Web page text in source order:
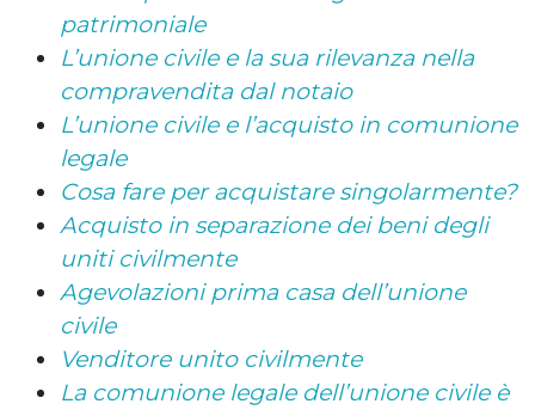
patrimoniale
L’unione civile e la sua rilevanza nella
compravendita dal notaio
L’unione civile e l’acquisto in comunione
legale
Cosa fare per acquistare singolarmente?
Acquisto in separazione dei beni degli
uniti civilmente
Agevolazioni prima casa dell’unione
civile
Venditore unito civilmente
La comunione legale dell’unione civile è